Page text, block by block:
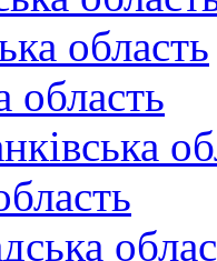
область
область